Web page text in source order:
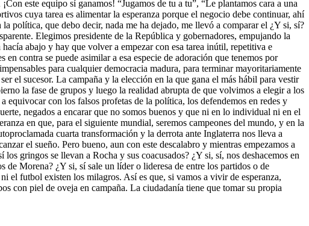
este equipo sí ganamos! “Jugamos de tu a tu”, “Le plantamos cara a una
cuya tarea es alimentar la esperanza porque el negocio debe continuar, ahí
política, que debo decir, nada me ha dejado, me llevó a comparar el ¿Y si, sí?
Elegimos presidente de la República y gobernadores, empujando la
abajo y hay que volver a empezar con esa tarea inútil, repetitiva e
contra se puede asimilar a esa especie de adoración que tenemos por
para cualquier democracia madura, para terminar mayoritariamente
el sucesor. La campaña y la elección en la que gana el más hábil para vestir
la fase de grupos y luego la realidad abrupta de que volvimos a elegir a los
equivocar con los falsos profetas de la política, los defendemos en redes y
negados a encarar que no somos buenos y que ni en lo individual ni en el
en que, para el siguiente mundial, seremos campeones del mundo, y en la
cuarta transformación y la derrota ante Inglaterra nos lleva a
el sueño. Pero bueno, aun con este descalabro y mientras empezamos a
gringos se llevan a Rocha y sus coacusados? ¿Y si, sí, nos deshacemos en
Morena? ¿Y si, sí sale un líder o lideresa de entre los partidos o de
el futbol existen los milagros. Así es que, si vamos a vivir de esperanza,
con piel de oveja en campaña. La ciudadanía tiene que tomar su propia